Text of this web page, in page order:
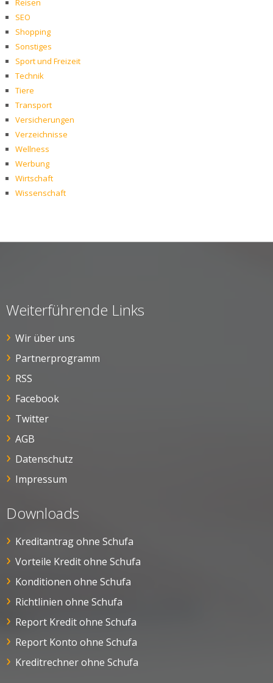
Reisen
SEO
Shopping
Sonstiges
Sport und Freizeit
Technik
Tiere
Transport
Versicherungen
Verzeichnisse
Wellness
Werbung
Wirtschaft
Wissenschaft
Weiterführende Links
Wir über uns
Partnerprogramm
RSS
Facebook
Twitter
AGB
Datenschutz
Impressum
Downloads
Kreditantrag ohne Schufa
Vorteile Kredit ohne Schufa
Konditionen ohne Schufa
Richtlinien ohne Schufa
Report Kredit ohne Schufa
Report Konto ohne Schufa
Kreditrechner ohne Schufa